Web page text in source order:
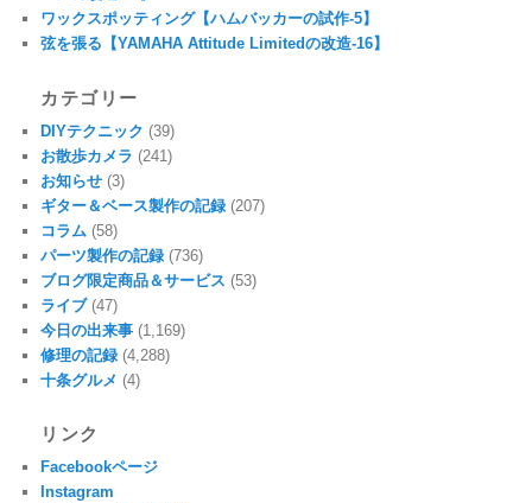
ワックスポッティング【ハムバッカーの試作-5】
弦を張る【YAMAHA Attitude Limitedの改造-16】
カテゴリー
DIYテクニック (39)
お散歩カメラ (241)
お知らせ (3)
ギター＆ベース製作の記録 (207)
コラム (58)
パーツ製作の記録 (736)
ブログ限定商品＆サービス (53)
ライブ(47)
今日の出来事 (1,169)
修理の記録 (4,288)
十条グルメ (4)
リンク
Facebookページ
Instagram